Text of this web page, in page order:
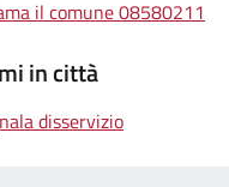
il comune 08580211
in città
disservizio